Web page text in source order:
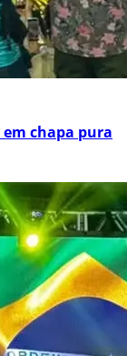
chapa pura